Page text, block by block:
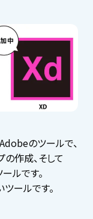
のツールで、
作成、そして
ルです。
ールです。